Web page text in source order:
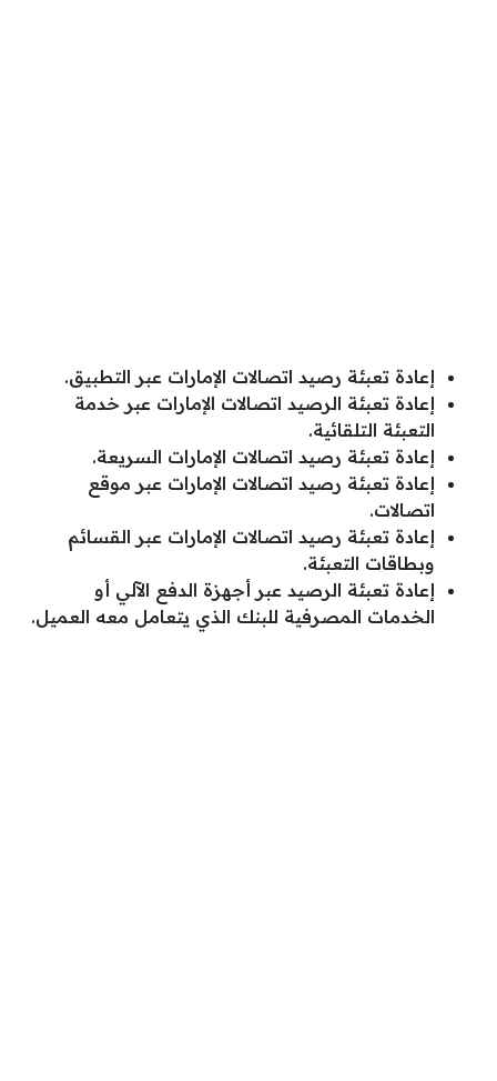
إعادة تعبئة رصيد اتصالات الإمارات عبر التطبيق.
إعادة تعبئة الرصيد اتصالات الإمارات عبر خدمة
التعبئة التلقائية.
إعادة تعبئة رصيد اتصالات الإمارات السريعة.
إعادة تعبئة رصيد اتصالات الإمارات عبر موقع
اتصالات.
إعادة تعبئة رصيد اتصالات الإمارات عبر القسائم
وبطاقات التعبئة.
إعادة تعبئة الرصيد عبر أجهزة الدفع الآلي أو
الخدمات المصرفية للبنك الذي يتعامل معه العميل.